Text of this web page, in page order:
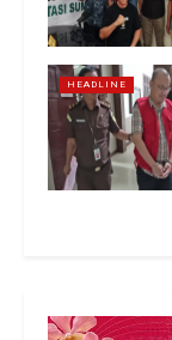
HEADLINE